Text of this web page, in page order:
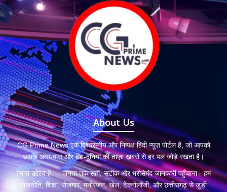
About Us
CG Prime News एक विश्वसनीय और निष्पक्ष हिंदी न्यूज़ पोर्टल है, जो आपको
आपके आस-पास और देश-दुनिया की ताज़ा ख़बरों से हर पल जोड़े रखता है।
हमारा उद्देश्य है — जनता तक सही, सटीक और भरोसेमंद जानकारी पहुँचाना। हम
राजनीति, शिक्षा, रोजगार, मनोरंजन, खेल, टेक्नोलॉजी, और छत्तीसगढ़ से जुड़ी